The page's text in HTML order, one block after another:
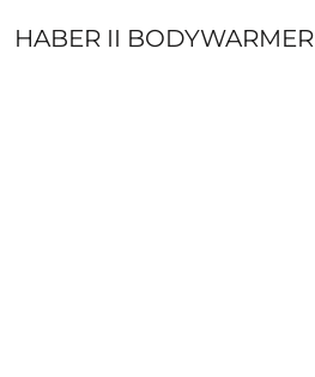
HABER II BODYWARMER